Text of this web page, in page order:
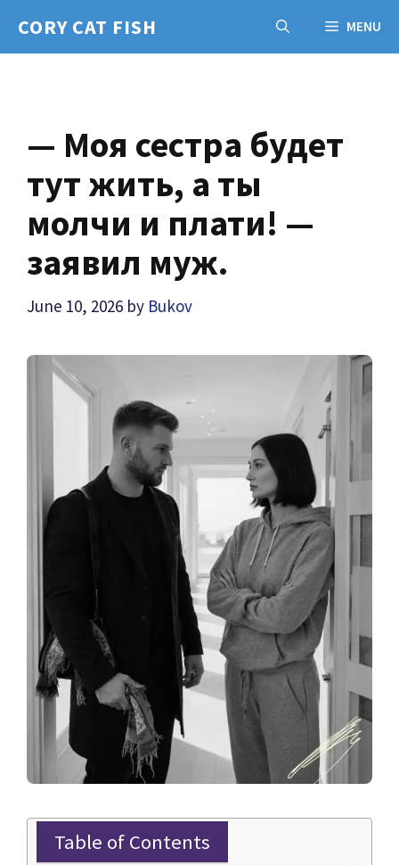
CORY CAT FISH MENU
— Моя сестра будет
тут жить, а ты
молчи и плати! —
заявил муж.
June 10, 2026 by Bukov
Table of Contents